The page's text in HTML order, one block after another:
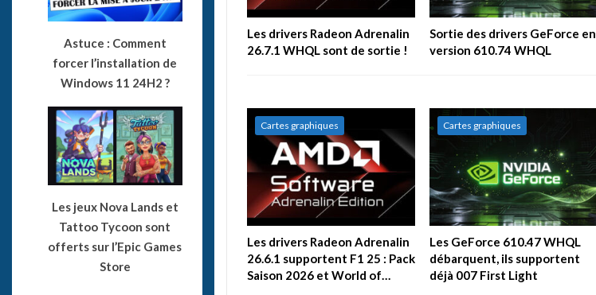
Les drivers Radeon Adrenalin
26.7.1 WHQL sont de sortie !
Sortie des drivers GeForce en
version 610.74 WHQL
Cartes graphiques
Les drivers Radeon Adrenalin
26.6.1 supportent F1 25 : Pack
Saison 2026 et World of…
Cartes graphiques
Les GeForce 610.47 WHQL
débarquent, ils supportent
déjà 007 First Light
Astuce : Comment
forcer l’installation de
Windows 11 24H2 ?
Les jeux Nova Lands et
Tattoo Tycoon sont
offerts sur l’Epic Games
Store